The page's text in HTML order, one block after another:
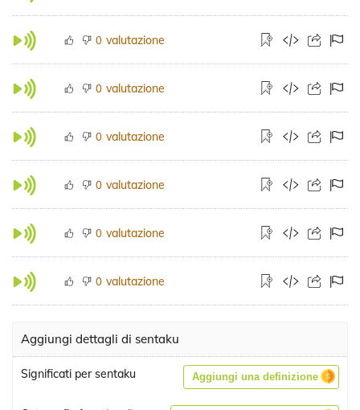
0 valutazione
0 valutazione
0 valutazione
0 valutazione
0 valutazione
0 valutazione
Aggiungi dettagli di sentaku
Significati per sentaku Aggiungi una definizione